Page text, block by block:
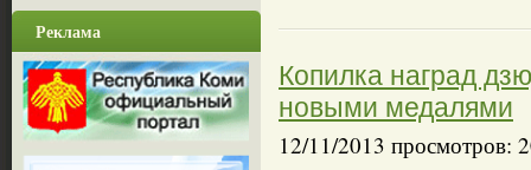
Реклама
Копилка наград
новыми медалями
12/11/2013 просмотров: